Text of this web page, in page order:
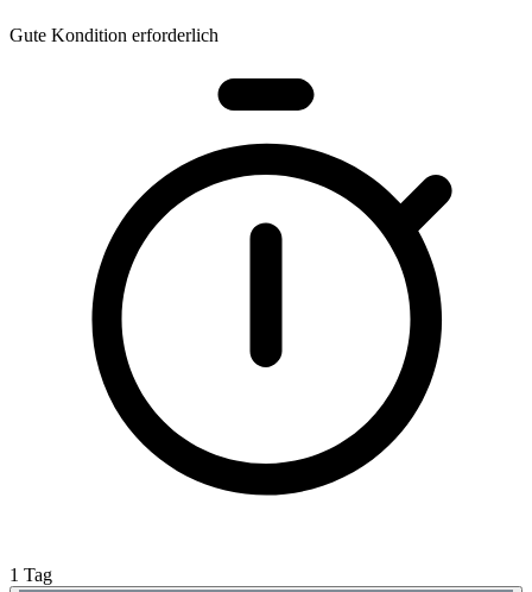
Gute Kondition erforderlich
1 Tag